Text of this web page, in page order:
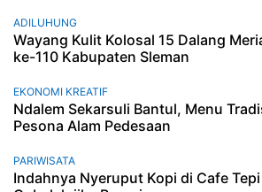
ADILUHUNG
Wayang Kulit Kolosal 15 Dalang
ke-110 Kabupaten Sleman
EKONOMI KREATIF
Ndalem Sekarsuli Bantul, Menu
Pesona Alam Pedesaan
PARIWISATA
Indahnya Nyeruput Kopi di Cafe